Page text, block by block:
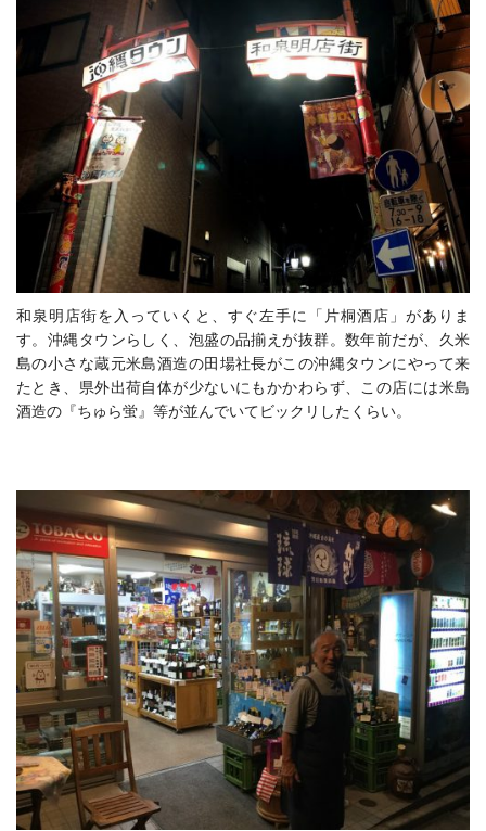
和泉明店街を入っていくと、すぐ左手に「片桐酒店」がありま
す。沖縄タウンらしく、泡盛の品揃えが抜群。数年前だが、久米
島の小さな蔵元米島酒造の田場社長がこの沖縄タウンにやって来
たとき、県外出荷自体が少ないにもかかわらず、この店には米島
酒造の『ちゅら蛍』等が並んでいてビックリしたくらい。